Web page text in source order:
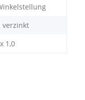
verzinkt
1,0